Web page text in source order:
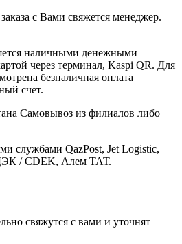
с Вами свяжется менеджер.
наличными денежными
через терминал, Kaspi QR. Для
безналичная оплата
счет.
Самовывоз из филиалов либо
службами QazPost, Jet Logistic,
/ CDEK, Алем ТАТ.
свяжутся с вами и уточнят